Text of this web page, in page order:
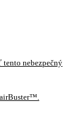
tento nebezpečný